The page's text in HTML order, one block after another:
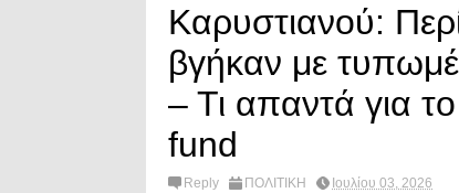
Καρυστιανού:
βγήκαν με
– Τι απαντά για
fund
Reply ΠΟΛΙΤΙΚΗ Ιουλίου 03, 2026